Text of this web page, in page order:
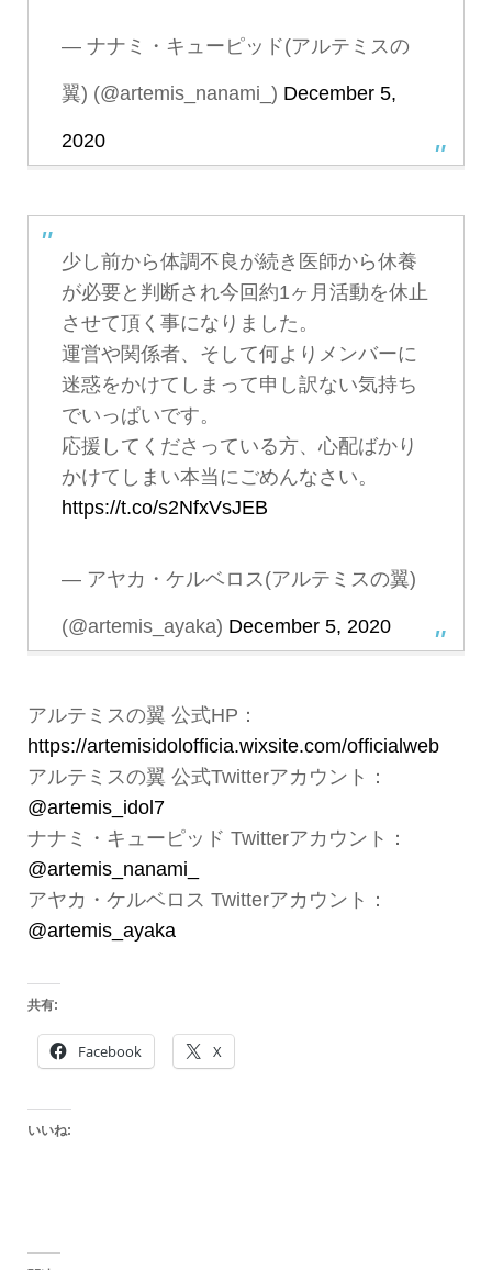
— ナナミ・キューピッド(アルテミスの
翼) (@artemis_nanami_) December 5,
2020
少し前から体調不良が続き医師から休養
が必要と判断され今回約1ヶ月活動を休止
させて頂く事になりました。
運営や関係者、そして何よりメンバーに
迷惑をかけてしまって申し訳ない気持ち
でいっぱいです。
応援してくださっている方、心配ばかり
かけてしまい本当にごめんなさい。
https://t.co/s2NfxVsJEB
— アヤカ・ケルベロス(アルテミスの翼)
(@artemis_ayaka) December 5, 2020
アルテミスの翼 公式HP：
https://artemisidolofficia.wixsite.com/officialweb
アルテミスの翼 公式Twitterアカウント：
@artemis_idol7
ナナミ・キューピッド Twitterアカウント：
@artemis_nanami_
アヤカ・ケルベロス Twitterアカウント：
@artemis_ayaka
共有:
Facebook X
いいね: